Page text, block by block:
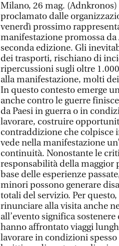
Milano, 26 mag.
proclamato dalle
venerdì prossimo
manifestazione promossa da
seconda edizione. Gli
dei trasporti, rischiano di
ripercussioni sugli oltre
alla manifestazione, molti
In questo contesto emerge
anche contro le guerre
da Paesi in guerra o in
lavorare, costruire
contraddizione che colpisce
vede nella manifestazione
continuità. Nonostante le
responsabilità della maggior
base delle esperienze
minori possono generare
totali del servizio. Per
rinunciare alla visita anche
all’evento significa
hanno affrontato viaggi
lavorare in condizioni